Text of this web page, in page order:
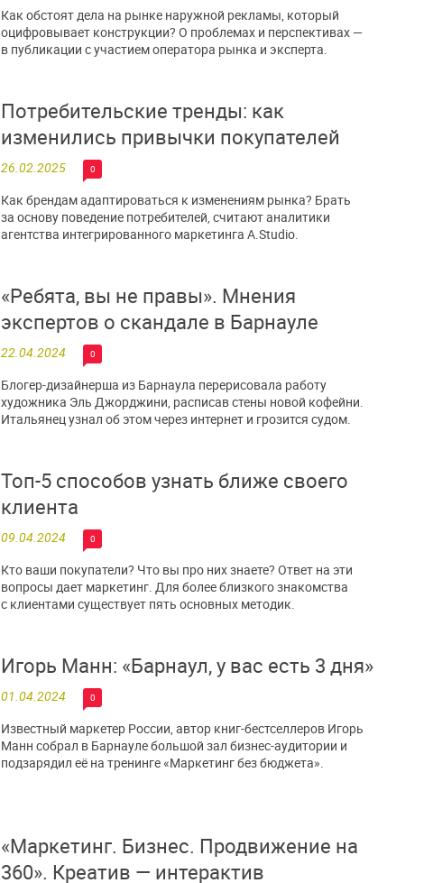
Как обстоят дела на рынке наружной рекламы, который
оцифровывает конструкции? О проблемах и перспективах —
в публикации с участием оператора рынка и эксперта.
Потребительские тренды: как
изменились привычки покупателей
26.02.2025 0
Как брендам адаптироваться к изменениям рынка? Брать
за основу поведение потребителей, считают аналитики
агентства интегрированного маркетинга A.Studio.
«Ребята, вы не правы». Мнения
экспертов о скандале в Барнауле
22.04.2024 0
Блогер-дизайнерша из Барнаула перерисовала работу
художника Эль Джорджини, расписав стены новой кофейни.
Итальянец узнал об этом через интернет и грозится судом.
Топ-5 способов узнать ближе своего
клиента
09.04.2024 0
Кто ваши покупатели? Что вы про них знаете? Ответ на эти
вопросы дает маркетинг. Для более близкого знакомства
с клиентами существует пять основных методик.
Игорь Манн: «Барнаул, у вас есть 3 дня»
01.04.2024 0
Известный маркетер России, автор книг-бестселлеров Игорь
Манн собрал в Барнауле большой зал бизнес-аудитории и
подзарядил её на тренинге «Маркетинг без бюджета».
«Маркетинг. Бизнес. Продвижение на
360». Креатив — интерактив